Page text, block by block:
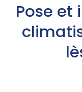
Pose et